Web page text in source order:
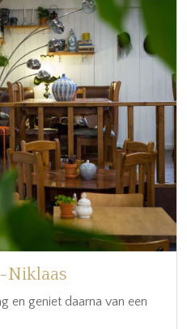
Niklaas
en geniet daarna van een